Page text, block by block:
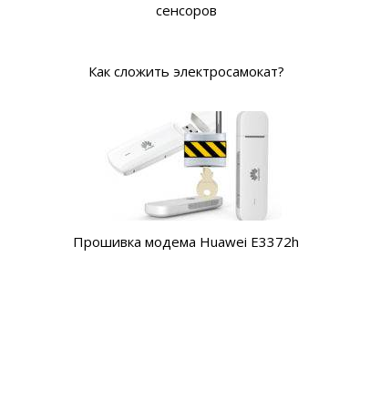
сенсоров
Как сложить электросамокат?
Прошивка модема Huawei E3372h